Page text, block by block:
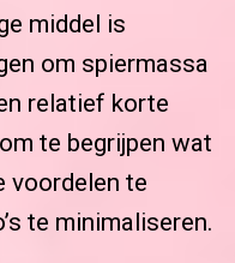
middel is
om spiermassa
relatief korte
te begrijpen wat
voordelen te
te minimaliseren.